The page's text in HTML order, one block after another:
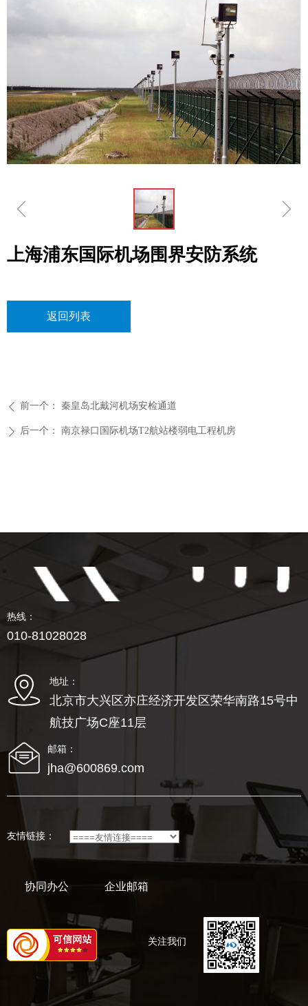
ꁆ ꁇ
上海浦东国际机场围界安防系统
返回列表
ꄴ 前一个： 秦皇岛北戴河机场安检通道
ꄲ 后一个： 南京禄口国际机场T2航站楼弱电工程机房
热线：
010-81028028
地址：
北京市大兴区亦庄经济开发区荣华南路15号中
航技广场C座11层
邮箱：
jha@600869.com
友情链接：
协同办公 企业邮箱
关注我们